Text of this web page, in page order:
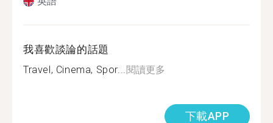
我喜歡談論的話題
Travel, Cinema, Spor...閱讀更多
下載APP